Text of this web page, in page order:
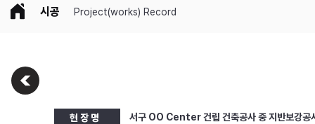
시공 Project(works) Record
현 장 명 서구 OO Center 건립 건축공사 중 지반보강공